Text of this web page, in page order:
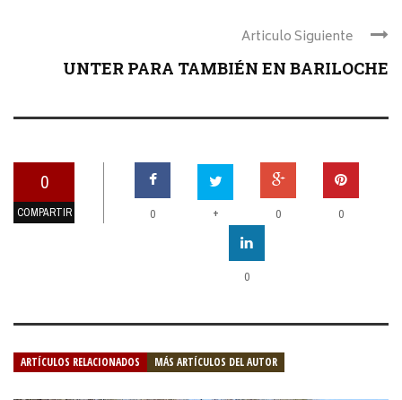
Articulo Siguiente
UNTER PARA TAMBIÉN EN BARILOCHE
0
COMPARTIR 0 + 0 0
0
ARTÍCULOS RELACIONADOS MÁS ARTÍCULOS DEL AUTOR